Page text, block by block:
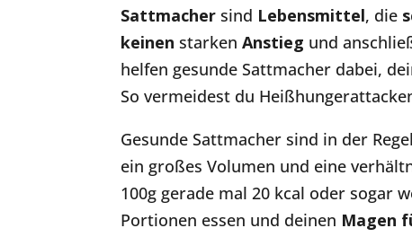
Sattmacher sind Lebensmittel, die
keinen starkenAnstieg und
helfen gesunde Sattmacher dabei,
So vermeidest du
Gesunde Sattmacher sind in der Regel
ein großes Volumen und eine
100g gerade mal 20 kcal oder sogar
Portionen essen und deinen Magen